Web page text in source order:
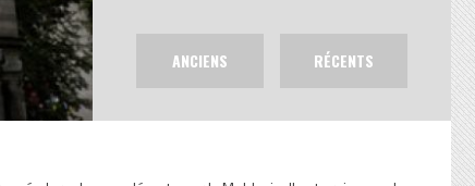
ANCIENS RÉCENTS